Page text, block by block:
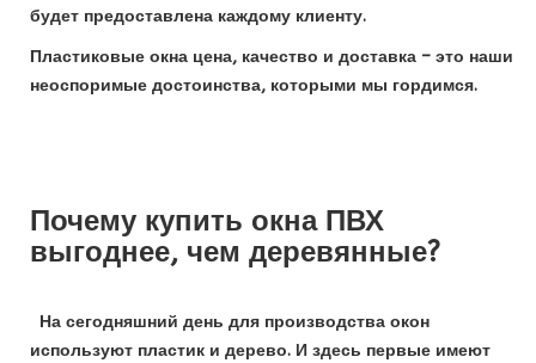
будет предоставлена каждому клиенту.
Пластиковые окна цена, качество и доставка – это наши
неоспоримые достоинства, которыми мы гордимся.
Почему купить окна ПВХ
выгоднее, чем деревянные?
На сегодняшний день для производства окон
используют пластик и дерево. И здесь первые имеют